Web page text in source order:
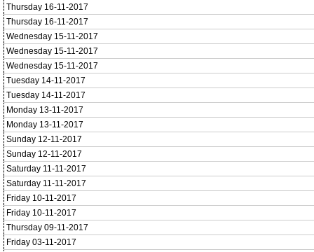
Thursday 16-11-2017
Thursday 16-11-2017
Wednesday 15-11-2017
Wednesday 15-11-2017
Wednesday 15-11-2017
Tuesday 14-11-2017
Tuesday 14-11-2017
Monday 13-11-2017
Monday 13-11-2017
Sunday 12-11-2017
Sunday 12-11-2017
Saturday 11-11-2017
Saturday 11-11-2017
Friday 10-11-2017
Friday 10-11-2017
Thursday 09-11-2017
Friday 03-11-2017